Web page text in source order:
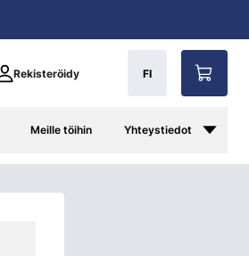
Rekisteröidy FI
Meille töihin Yhteystiedot